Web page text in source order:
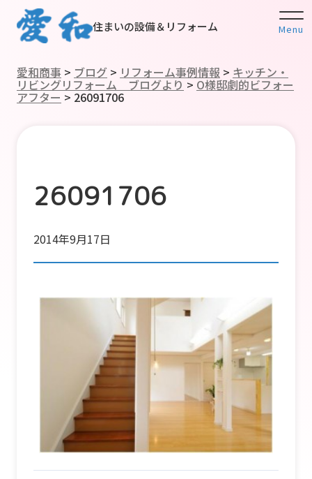
住まいの設備＆リフォーム Menu
愛和商事 > ブログ > リフォーム事例情報 > キッチン・
リビングリフォーム ブログより > O様邸劇的ビフォー
アフター > 26091706
26091706
2014年9月17日